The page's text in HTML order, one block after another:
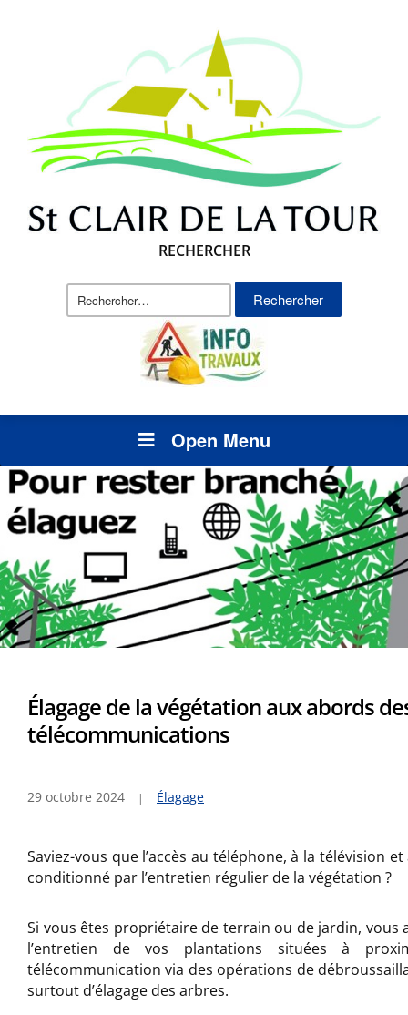
RECHERCHER
Rechercher :
Open Menu
Élagage de la végétation aux abords
télécommunications
29 octobre 2024 Élagage
Saviez-vous que l’accès au téléphone, à la télévision
conditionné par l’entretien régulier de la végétation ?
Si vous êtes propriétaire de terrain ou de jardin, vous
l’entretien de vos plantations situées à
télécommunication via des opérations de
surtout d’élagage des arbres.